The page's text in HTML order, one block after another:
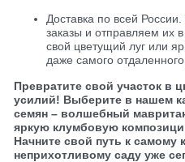
Доставка по всей
заказы и отправляем их
свой цветущий луг или
даже самого отдаленного
Превратите свой участок в
усилий! Выберите в нашем
семян – волшебный
яркую клумбовую
Начните свой путь к самому
неприхотливому саду уже